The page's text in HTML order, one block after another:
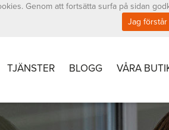
TJÄNSTER BLOGG VÅRA
Genom att fortsätta surfa på sidan
Jag förstår